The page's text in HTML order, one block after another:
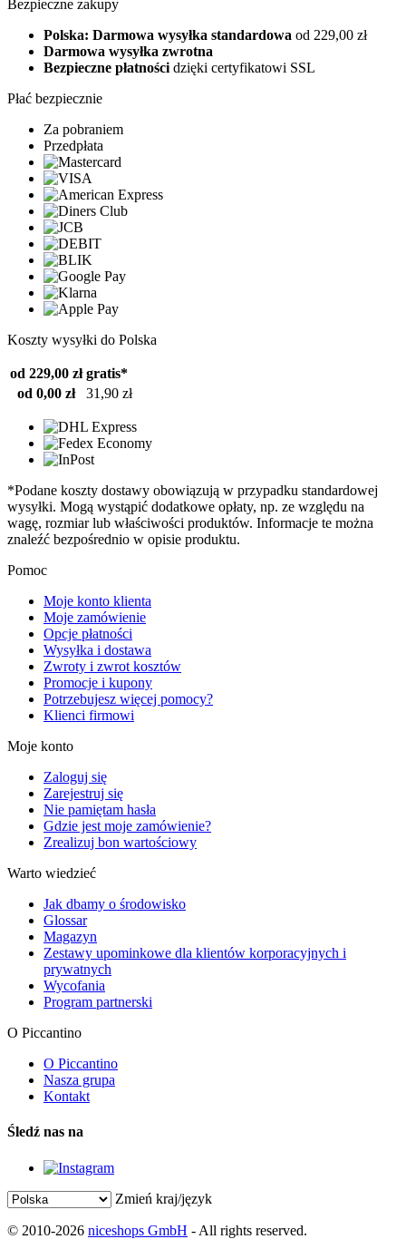
Bezpieczne zakupy
Polska: Darmowa wysyłka standardowa od 229,00 zł
Darmowa wysyłka zwrotna
Bezpieczne płatności dzięki certyfikatowi SSL
Płać bezpiecznie
Za pobraniem
Przedpłata
Koszty wysyłki do Polska
od 229,00 zł gratis*
od 0,00 zł
31,90 zł
*Podane koszty dostawy obowiązują w przypadku standardowej
wysyłki. Mogą wystąpić dodatkowe opłaty, np. ze względu na
wagę, rozmiar lub właściwości produktów. Informacje te można
znaleźć bezpośrednio w opisie produktu.
Pomoc
Moje konto klienta
Moje zamówienie
Opcje płatności
Wysyłka i dostawa
Zwroty i zwrot kosztów
Promocje i kupony
Potrzebujesz więcej pomocy?
Klienci firmowi
Moje konto
Zaloguj się
Zarejestruj się
Nie pamiętam hasła
Gdzie jest moje zamówienie?
Zrealizuj bon wartościowy
Warto wiedzieć
Jak dbamy o środowisko
Glossar
Magazyn
Zestawy upominkowe dla klientów korporacyjnych i
prywatnych
Wycofania
Program partnerski
O Piccantino
O Piccantino
Nasza grupa
Kontakt
Śledź nas na
Zmień kraj/język
© 2010-2026 niceshops GmbH - All rights reserved.